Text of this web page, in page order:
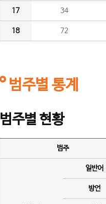
17 34
18 72
범주별 통계
범주별 현황
범주
일반어
방언